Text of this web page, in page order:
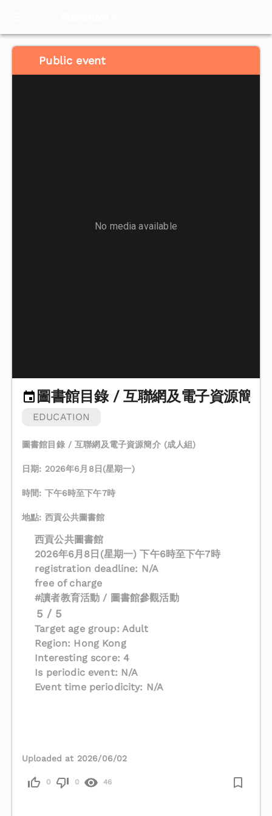
Public event
No media available
圖書館目錄 / 互聯網及電子資源簡介
EDUCATION
圖書館目錄 / 互聯網及電子資源簡介 (成人組)
日期: 2026年6月8日(星期一)
時間: 下午6時至下午7時
地點: 西貢公共圖書館
西貢公共圖書館
2026年6月8日(星期一) 下午6時至下午7時
registration deadline: N/A
free of charge
#讀者教育活動 / 圖書館參觀活動
5 / 5
Target age group: Adult
Region: Hong Kong
Interesting score: 4
Is periodic event: N/A
Event time periodicity: N/A
Uploaded at 2026/06/02
0 0 46